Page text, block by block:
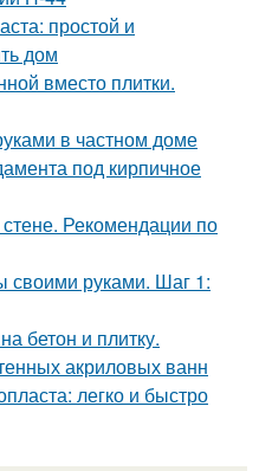
простой и
дом
вместо плитки.
в частном доме
под кирпичное
Рекомендации по
своими руками. Шаг 1:
бетон и плитку.
акриловых ванн
легко и быстро